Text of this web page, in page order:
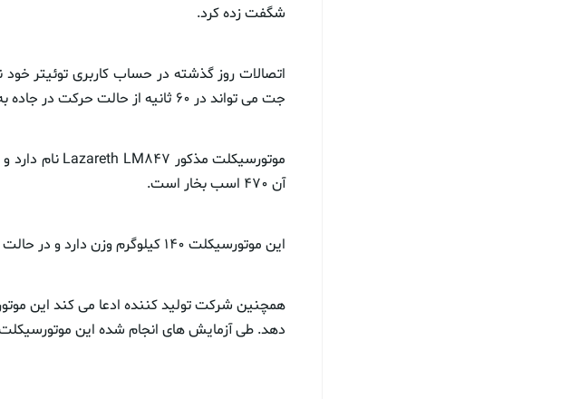
شگفت زده کرد.
جت می تواند در ۶۰ ثانیه از حالت حرکت در جاده به حالت پرواز تغییر وضعیت دهد.
آن ۴۷۰ اسب بخار است.
این موتورسیکلت ۱۴۰ کیلوگرم وزن دارد و در حالت پرواز ۲۴۰ کیلوگرم پیشرانه تولید می کند.
همچنین شرکت تولید کننده ادعا می کند این
دهد. طی آزمایش های انجام شده این